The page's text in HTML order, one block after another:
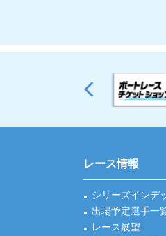
レース情報
シリーズインデ
出場予定選手一
レース展望